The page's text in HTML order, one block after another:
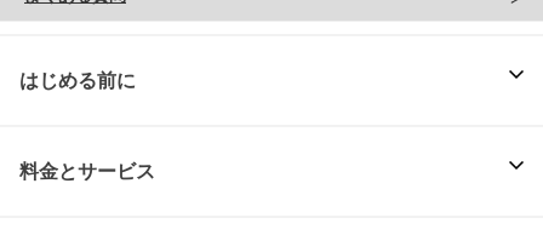
はじめる前に
料金とサービス